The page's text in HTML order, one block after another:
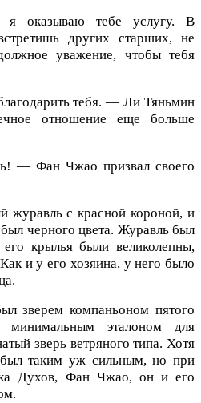
оказываю тебе услугу. В
других старших, не
уважение, чтобы тебя
тебя. — Ли Тяньмин
отношение еще больше
— Фан Чжао призвал своего
журавль с красной короной, и
был черного цвета. Журавль был
его крылья были великолепны,
и у его хозяина, у него было
зверем компаньоном пятого
минимальным эталоном для
зверь ветряного типа. Хотя
таким уж сильным, но при
Духов, Фан Чжао, он и его